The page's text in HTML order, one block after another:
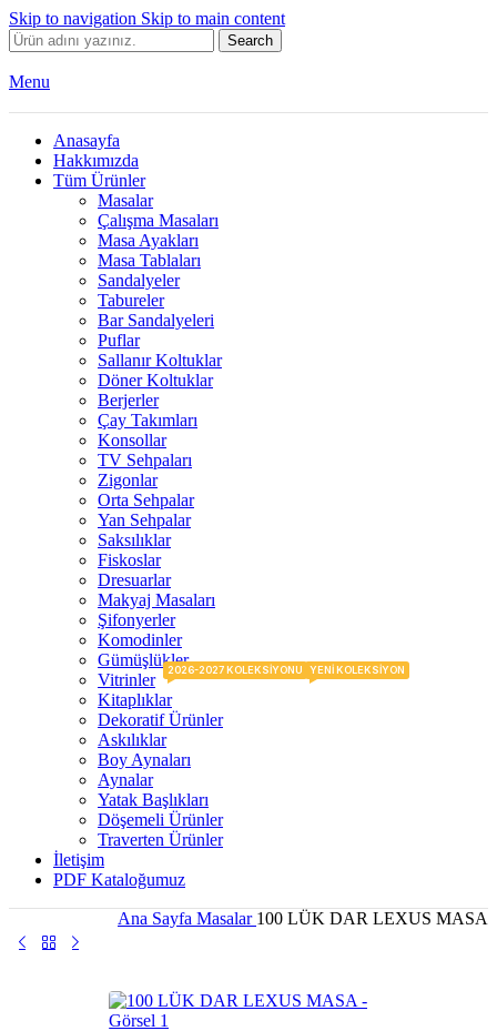
Skip to navigation Skip to main content
Search
Menu
Anasayfa
Hakkımızda
Tüm Ürünler
Masalar
Çalışma Masaları
Masa Ayakları
Masa Tablaları
Sandalyeler
Tabureler
Bar Sandalyeleri
Puflar
Sallanır Koltuklar
Döner Koltuklar
Berjerler
Çay Takımları
Konsollar
TV Sehpaları
Zigonlar
Orta Sehpalar
Yan Sehpalar
Saksılıklar
Fiskoslar
Dresuarlar
Makyaj Masaları
Şifonyerler
Komodinler
Gümüşlükler
Vitrinler
Kitaplıklar
Dekoratif Ürünler
Askılıklar
Boy Aynaları
Aynalar
Yatak Başlıkları
Döşemeli Ürünler
Traverten Ürünler
İletişim
PDF Kataloğumuz
2026-2027 KOLEKSIYONU
Ana Sayfa Masalar 100 LÜK DAR LEXUS MASA
YENI KOLEKSIYON